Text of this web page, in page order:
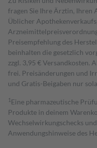
fragen Sie Ihre Ärztin, Ihren
Üblicher
Preisempfehlung des
beinhalten die gesetzlich
zzgl. 3,95 € Versandkosten.
frei. Preisänderungen und
und Gratis-Beigaben nur
1 Eine pharmazeutische
Produkte in deinem
Wechselwirkungschecks
Anwendungshinweise des